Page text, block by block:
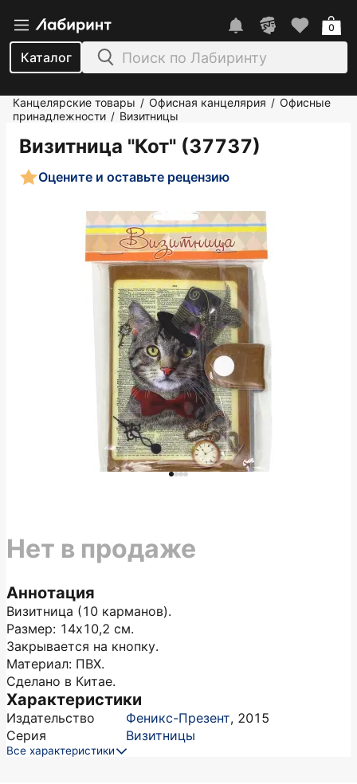
Каталог
0
Канцелярские товары / Офисная канцелярия / Офисные
принадлежности / Визитницы
Визитница "Кот" (37737)
Оцените и оставьте рецензию
Аннотация
Визитница (10 карманов).
Размер: 14х10,2 см.
Закрывается на кнопку.
Материал: ПВХ.
Сделано в Китае.
Характеристики
Издательство Феникс-Презент, 2015
Серия
Визитницы
Все характеристики
Нет в продаже